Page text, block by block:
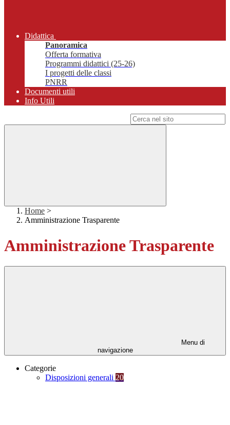
Didattica
Panoramica
Offerta formativa
Programmi didattici (25-26)
I progetti delle classi
PNRR
Documenti utili
Info Utili
Home >
Amministrazione Trasparente
Amministrazione Trasparente
Menu di
navigazione
Categorie
Disposizioni generali 20